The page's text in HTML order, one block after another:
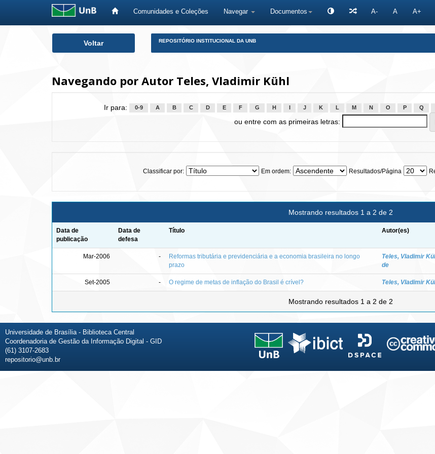
Comunidades e Coleções Navegar Documentos A- A A+
Voltar REPOSITÓRIO INSTITUCIONAL DA UNB
Navegando por Autor Teles, Vladimir Kühl
Ir para: 0-9 A B C D E F G H J K L M N O P Q
ou entre com as primeiras letras:
Classificar por: Em ordem: Resultados/Página
Mostrando resultados 1 a 2 de 2
Data de
publicação
Data de
defesa
Título Autor(es)
Mar-2006 -
Reformas tributária e previdenciária e a economia brasileira no longo
prazo
Teles, Vladimir
de
Set-2005 - O regime de metas de inflação do Brasil é crível? Teles, Vladimir
Mostrando resultados 1 a 2 de 2
Universidade de Brasília - Biblioteca Central
Coordenadoria de Gestão da Informação Digital - GID
(61) 3107-2683
repositorio@unb.br